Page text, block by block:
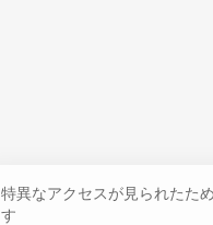
特異なアクセスが見られたた
す